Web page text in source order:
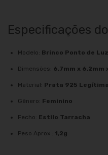
Especificações
Modelo: Brinco Ponto de
Dimensões: 6,7mm x 6,2mm
Material: Prata 925 Legítima
Gênero: Feminino
Fecho: Estilo Tarracha
Peso Aprox.: 1,2g